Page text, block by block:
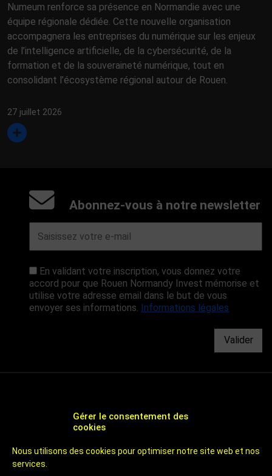
Gérer le consentement des
cookies
Nous utilisons des cookies pour optimiser notre site web et nos
services.
Numeum renforce sa présence en Normandie avec une
équipe régionale dédiée. Cette nouvelle organisation
accompagnera les entreprises du numérique sur les enjeux
de l’intelligence artificielle, de la cybersécurité, de la
formation et de la souveraineté numérique, tout en
consolidant l’écosystème régional autour de Rouen.
27 juillet 2026
Abonnez-vous à notre newsletter
En validant votre inscription, vous donnez votre
accord pour que Rouen Normandy Invest mémorise et
utilise votre adresse email dans le but de vous
envoyer ses informations. Informations légales
Valider
ÉCONOMIQUE ET D'ATTRACTIVITÉ DE ROUEN
UN TERRITOIRE DE 800 000 HABITANTS